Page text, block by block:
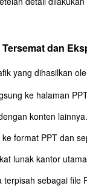
dan
yang dihasilkan
ke halaman
konten
format PPT dan
lunak kantor
terpisah sebagai file